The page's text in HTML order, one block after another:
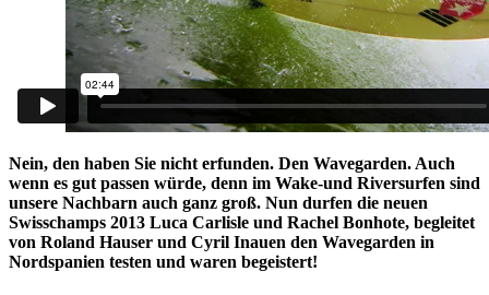
Nein, den haben Sie nicht erfunden. Den Wavegarden. Auch
wenn es gut passen würde, denn im Wake-und Riversurfen sind
unsere Nachbarn auch ganz groß. Nun durfen die neuen
Swisschamps 2013 Luca Carlisle und Rachel Bonhote, begleitet
von Roland Hauser und Cyril Inauen den Wavegarden in
Nordspanien testen und waren begeistert!